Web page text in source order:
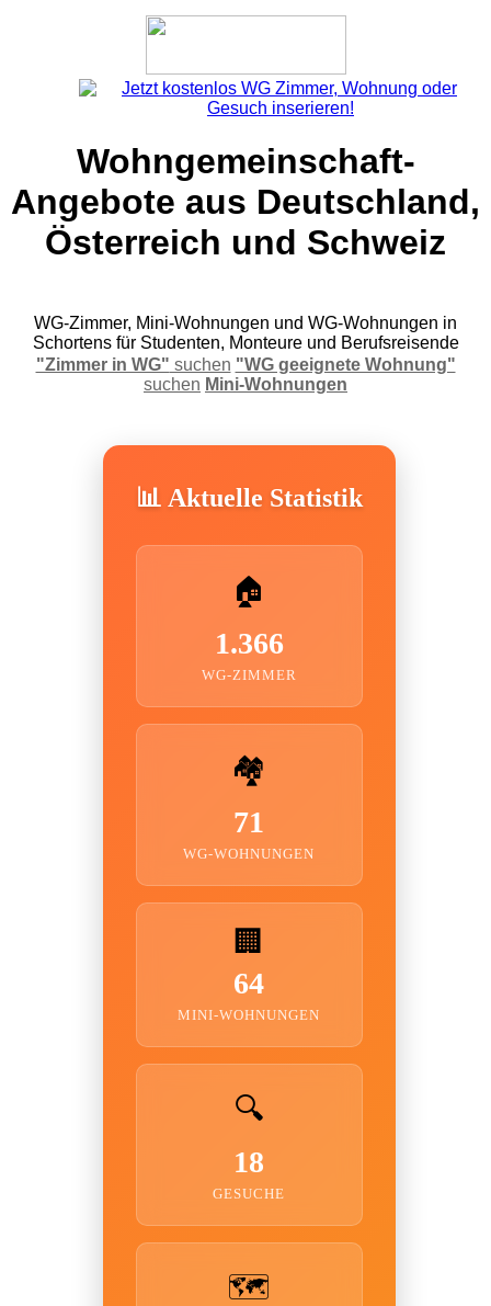
Wohngemeinschaft-
Angebote aus Deutschland,
Österreich und Schweiz
WG-Zimmer, Mini-Wohnungen und WG-Wohnungen in
Schortens für Studenten, Monteure und Berufsreisende
"Zimmer in WG" suchen "WG geeignete Wohnung"
suchen Mini-Wohnungen
📊 Aktuelle Statistik
🏠
1.366
WG-ZIMMER
🏘️
71
WG-WOHNUNGEN
🏢
64
MINI-WOHNUNGEN
🔍
18
GESUCHE
🗺️